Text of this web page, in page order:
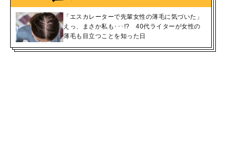
「エスカレーターで先輩女性の薄毛に気づいた」
えっ、まさか私も･･･!? 40代ライターが女性の
薄毛も目立つことを知った日